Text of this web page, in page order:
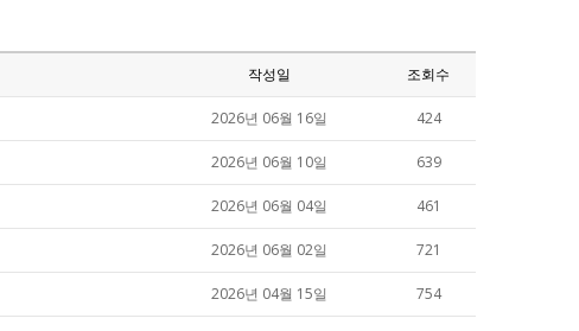
작성일 조회수
2026년 06월 16일 424
2026년 06월 10일 639
2026년 06월 04일 461
2026년 06월 02일 721
2026년 04월 15일 754